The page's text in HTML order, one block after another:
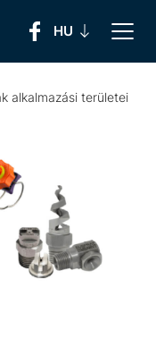
alkalmazási területei